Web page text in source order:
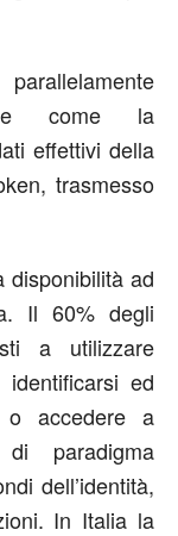
come la
effettivi della
trasmesso
disponibilità ad
Il 60% degli
a utilizzare
identificarsi ed
o accedere a
paradigma
dell’identità,
In Italia la